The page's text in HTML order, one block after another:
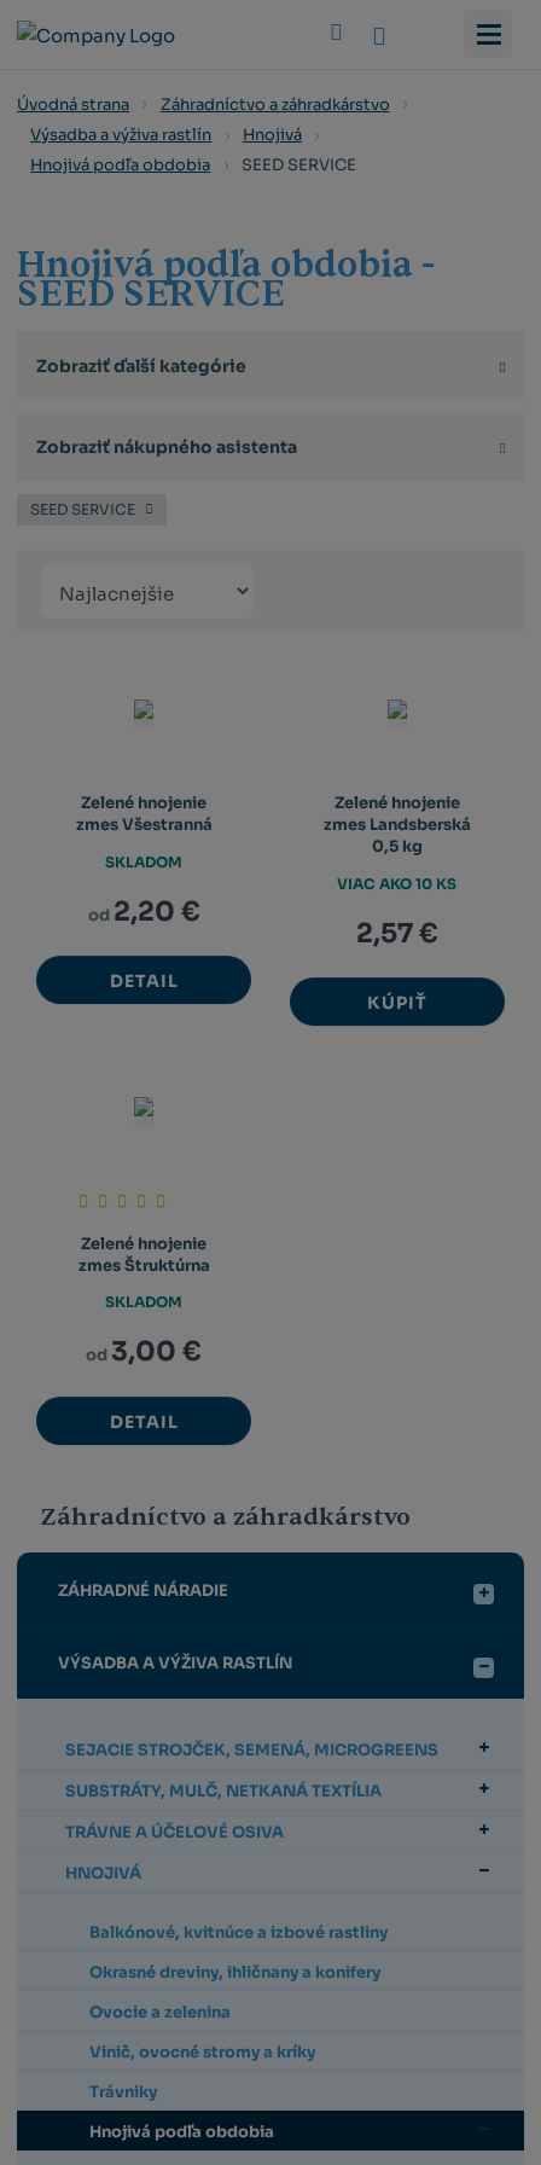
Úvodná strana
Záhradníctvo a záhradkárstvo
Výsadba a výživa rastlín
Hnojivá
Hnojivá podľa obdobia
SEED SERVICE
Hnojivá podľa obdobia -
SEED SERVICE
Zobraziť ďalší kategórie
Zobraziť nákupného asistenta
SEED SERVICE
produktů
Zelené hnojenie
zmes Všestranná
od 2,20 €
DETAIL
SKLADOM
Zelené hnojenie
zmes Landsberská
0,5 kg
2,57 €
KÚPIŤ
VIAC AKO 10 KS
Zelené hnojenie
zmes Štruktúrna
od 3,00 €
DETAIL
SKLADOM
Záhradníctvo a záhradkárstvo
ZÁHRADNÉ NÁRADIE
VÝSADBA A VÝŽIVA RASTLÍN
SEJACIE STROJČEK, SEMENÁ, MICROGREENS
SUBSTRÁTY, MULČ, NETKANÁ TEXTÍLIA
TRÁVNE A ÚČELOVÉ OSIVA
HNOJIVÁ
Balkónové, kvitnúce a izbové rastliny
Okrasné dreviny, ihličnany a konifery
Ovocie a zelenina
Vinič, ovocné stromy a kríky
Trávniky
Hnojivá podľa obdobia